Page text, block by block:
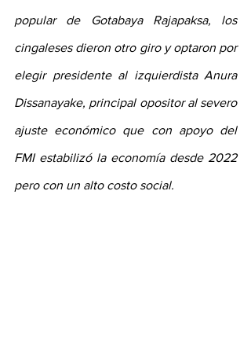
popular de Gotabaya Rajapaksa, los
cingaleses dieron otro giro y optaron por
elegir presidente al izquierdista Anura
Dissanayake, principal opositor al severo
ajuste económico que con apoyo del
FMI estabilizó la economía desde 2022
pero con un alto costo social.